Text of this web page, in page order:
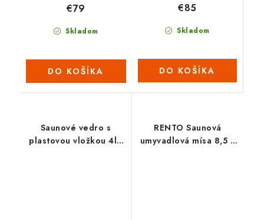
Skladom
€79
DO KOŠÍKA
Skladom
€85
DO KOŠÍKA
Saunové vedro s
plastovou vložkou 4l -
RENTO Saunová
umyvadlová mísa 8,5 L